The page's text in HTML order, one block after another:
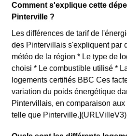
Comment s'explique cette
Pinterville ?
Les différences de tarif de
des Pintervillais s'expliquent par
météo de la région * Le type de
choisi * Le combustible utilisé *
logements certifiés BBC Ces
variation du poids énergétique
Pintervillais, en comparaison
telle que Pinterville.](URLVilleV3)